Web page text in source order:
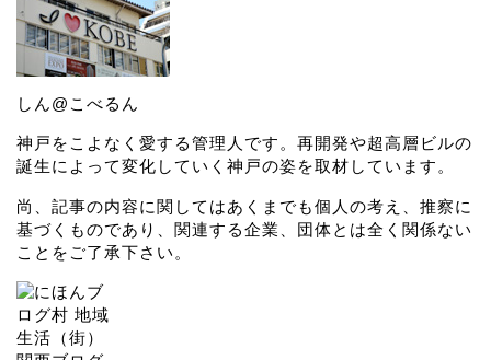
しん@こべるん
神戸をこよなく愛する管理人です。再開発や超高層ビルの
誕生によって変化していく神戸の姿を取材しています。
尚、記事の内容に関してはあくまでも個人の考え、推察に
基づくものであり、関連する企業、団体とは全く関係ない
ことをご了承下さい。